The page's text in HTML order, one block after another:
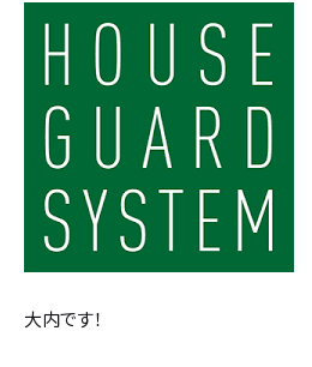
設計・デザイン
保証・アフターメンテナンス
家づくりの流れ
セミオーダー住宅
スタッフ紹介
お客様の声
お知らせ
大内です！